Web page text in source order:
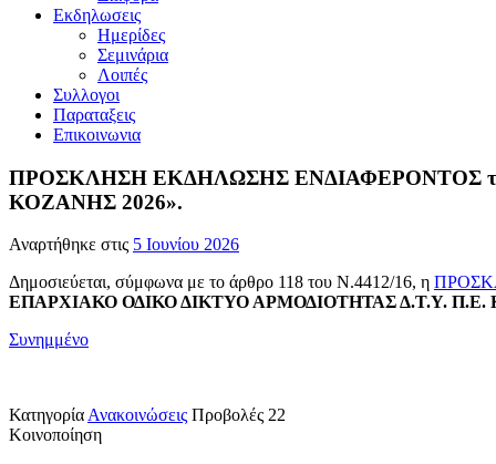
Εκδηλωσεις
Ημερίδες
Σεμινάρια
Λοιπές
Συλλογοι
Παραταξεις
Επικοινωνια
ΠΡΟΣΚΛΗΣΗ ΕΚΔΗΛΩΣΗΣ ΕΝΔΙΑΦΕΡΟΝΤΟΣ
ΚΟΖΑΝΗΣ 2026».
Αναρτήθηκε στις 5 Ιουνίου 2026
Δημοσιεύεται, σύμφωνα με το άρθρο 118 του Ν.4412/16, η
ΕΠΑΡΧΙΑΚΟ ΟΔΙΚΟ ΔΙΚΤΥΟ ΑΡΜΟΔΙΟΤΗΤΑΣ Δ.Τ.Υ. Π.Ε.
Συνημμένο
ΚατηγορίαΑνακοινώσεις Προβολές 22
Κοινοποίηση